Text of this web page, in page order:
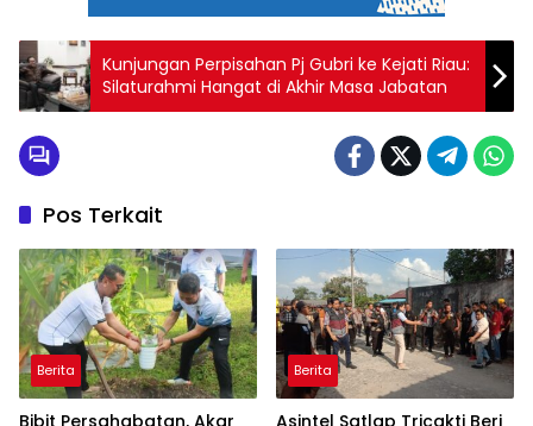
Kunjungan Perpisahan Pj Gubri ke Kejati Riau:
Silaturahmi Hangat di Akhir Masa Jabatan
Pos Terkait
Berita
Bibit Persahabatan, Akar
Berita
Asintel Satlap Tricakti Beri